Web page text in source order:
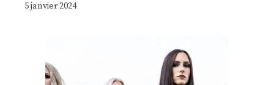
5 janvier 2024